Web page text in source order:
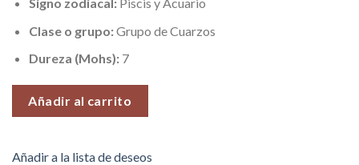
Clase o grupo:Grupo de Cuarzos
Dureza (Mohs): 7
Añadir al carrito
Añadir a la lista de deseos